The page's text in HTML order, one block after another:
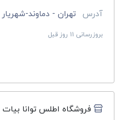
آدرس تهران - دماوند-شهریار
بروزرسانی 11 روز قبل
فروشگاه اطلس توانا بیات